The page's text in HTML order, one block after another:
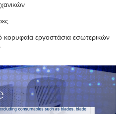
κορυφαία εργοστάσια εσωτερικών